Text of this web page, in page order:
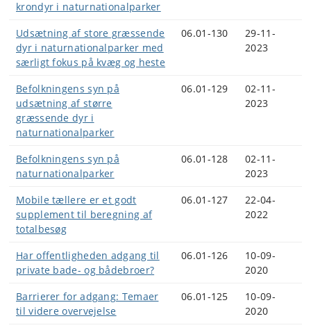
krondyr i naturnationalparker
Udsætning af store græssende
dyr i naturnationalparker med
særligt fokus på kvæg og heste
06.01-130
29-11-
2023
Befolkningens syn på
udsætning af større
græssende dyr i
naturnationalparker
06.01-129
02-11-
2023
Befolkningens syn på
naturnationalparker
06.01-128
02-11-
2023
Mobile tællere er et godt
supplement til beregning af
totalbesøg
06.01-127
22-04-
2022
Har offentligheden adgang til
private bade- og bådebroer?
06.01-126
10-09-
2020
Barrierer for adgang: Temaer
til videre overvejelse
06.01-125
10-09-
2020